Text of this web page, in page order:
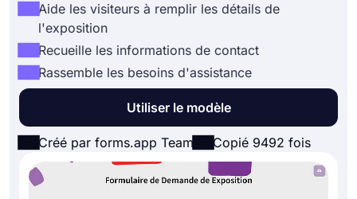
Aide les visiteurs à remplir les détails de
l'exposition
Recueille les informations de contact
Rassemble les besoins d'assistance
Utiliser le modèle
Créé par forms.app Team Copié 9492 fois